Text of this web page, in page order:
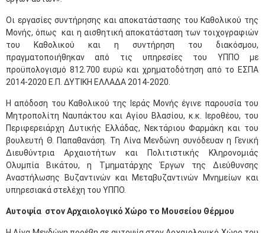
Οι εργασίες συντήρησης και αποκατάστασης του Καθολικού της
Μονής, όπως και η αισθητική αποκατάσταση των τοιχογραφιών
του Καθολικού και η συντήρηση του διακόσμου,
πραγματοποιήθηκαν από τις υπηρεσίες του ΥΠΠΟ με
προϋπολογισμό 812.700 ευρώ και χρηματοδότηση από το ΕΣΠΑ
2014-2020 Ε.Π. ΔΥΤΙΚΗ ΕΛΛΑΔΑ 2014-2020.
Η απόδοση του Καθολικού της Ιεράς Μονής έγινε παρουσία του
Μητροπολίτη Ναυπάκτου και Αγίου Βλασίου, κ.κ. Ιεροθέου, του
Περιφερειάρχη Δυτικής Ελλάδας, Νεκτάριου Φαρμάκη και του
βουλευτή Θ. Παπαθανάση. Τη Λίνα Μενδώνη συνόδευαν η Γενική
Διευθύντρια Αρχαιοτήτων και Πολιτιστικής Κληρονομιάς
Ολυμπία Βικάτου, η Τμηματάρχης Έργων της Διεύθυνσης
Αναστήλωσης Βυζαντινών και Μεταβυζαντινών Μνημείων και
υπηρεσιακά στελέχη του ΥΠΠΟ.
Αυτοψία στον Αρχαιολογικό Χώρο το Μουσείου Θέρμου